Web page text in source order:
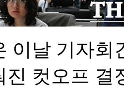
이날 기자
진 컷오프 결